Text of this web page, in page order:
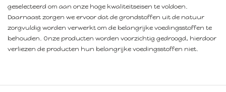
geselecteerd om aan onze hoge kwaliteitseisen te voldoen.
Daarnaast zorgen we ervoor dat de grondstoffen uit de natuur
zorgvuldig worden verwerkt om de belangrijke voedingsstoffen te
behouden. Onze producten worden voorzichtig gedroogd, hierdoor
verliezen de producten hun belangrijke voedingsstoffen niet.